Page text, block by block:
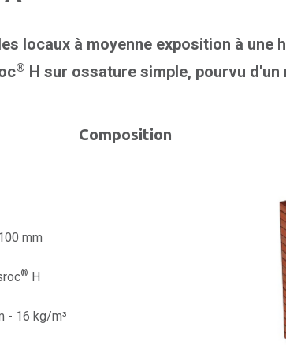
locaux à moyenne exposition à une
® H sur ossature simple, pourvu
Composition
mm
® H
- 16 kg/m³